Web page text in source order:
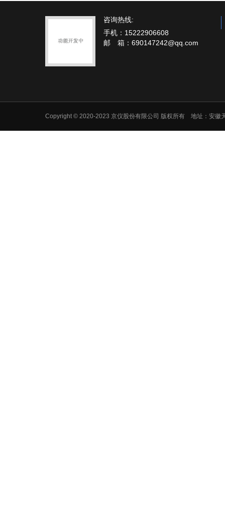
咨询热线:
手机：15222906608
邮 箱：690147242@qq.com
Copyright © 2020-2023 京仪股份有限公司 版权所有 地址：安